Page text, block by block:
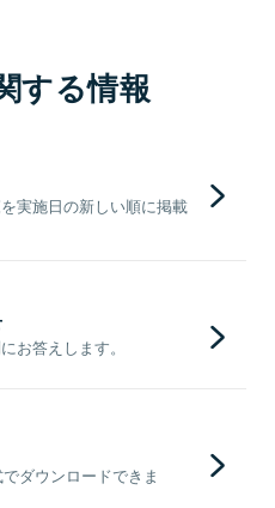
する情報
実施日の新しい順に掲載
お答えします。
ダウンロードできま